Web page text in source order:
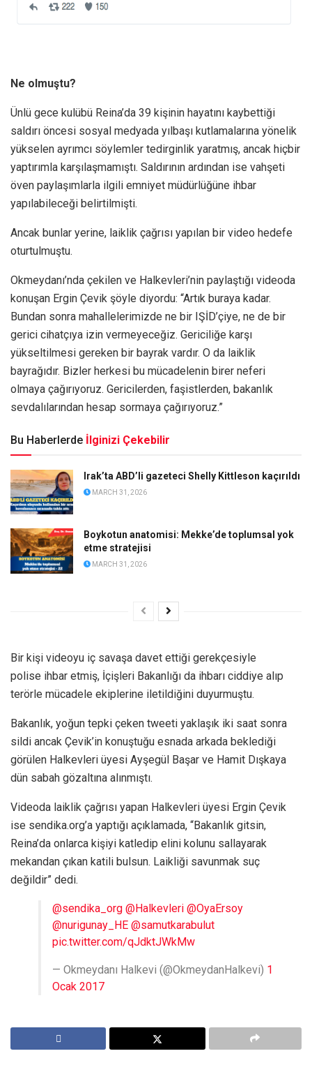
Ne olmuştu?
Ünlü gece kulübü Reina’da 39 kişinin hayatını kaybettiği
saldırı öncesi sosyal medyada yılbaşı kutlamalarına yönelik
yükselen ayrımcı söylemler tedirginlik yaratmış, ancak hiçbir
yaptırımla karşılaşmamıştı. Saldırının ardından ise vahşeti
öven paylaşımlarla ilgili emniyet müdürlüğüne ihbar
yapılabileceği belirtilmişti.
Ancak bunlar yerine, laiklik çağrısı yapılan bir video hedefe
oturtulmuştu.
Okmeydanı’nda çekilen ve Halkevleri’nin paylaştığı videoda
konuşan Ergin Çevik şöyle diyordu: “Artık buraya kadar.
Bundan sonra mahallelerimizde ne bir IŞİD’çiye, ne de bir
gerici cihatçıya izin vermeyeceğiz. Gericiliğe karşı
yükseltilmesi gereken bir bayrak vardır. O da laiklik
bayrağıdır. Bizler herkesi bu mücadelenin birer neferi
olmaya çağırıyoruz. Gericilerden, faşistlerden, bakanlık
sevdalılarından hesap sormaya çağırıyoruz.”
Bu Haberlerde İlginizi Çekebilir
Irak’ta ABD’li gazeteci Shelly Kittleson kaçırıldı
MARCH 31, 2026
Boykotun anatomisi: Mekke’de toplumsal yok
etme stratejisi
MARCH 31, 2026
Bir kişi videoyu iç savaşa davet ettiği gerekçesiyle
polise ihbar etmiş, İçişleri Bakanlığı da ihbarı ciddiye alıp
terörle mücadele ekiplerine iletildiğini duyurmuştu.
Bakanlık, yoğun tepki çeken tweeti yaklaşık iki saat sonra
sildi ancak Çevik’in konuştuğu esnada arkada beklediği
görülen Halkevleri üyesi Ayşegül Başar ve Hamit Dışkaya
dün sabah gözaltına alınmıştı.
Videoda laiklik çağrısı yapan Halkevleri üyesi Ergin Çevik
ise sendika.org’a yaptığı açıklamada, “Bakanlık gitsin,
Reina’da onlarca kişiyi katledip elini kolunu sallayarak
mekandan çıkan katili bulsun. Laikliği savunmak suç
değildir” dedi.
@sendika_org @Halkevleri @OyaErsoy
@nurigunay_HE @samutkarabulut
pic.twitter.com/qJdktJWkMw
— Okmeydanı Halkevi (@OkmeydanHalkevi) 1
Ocak 2017